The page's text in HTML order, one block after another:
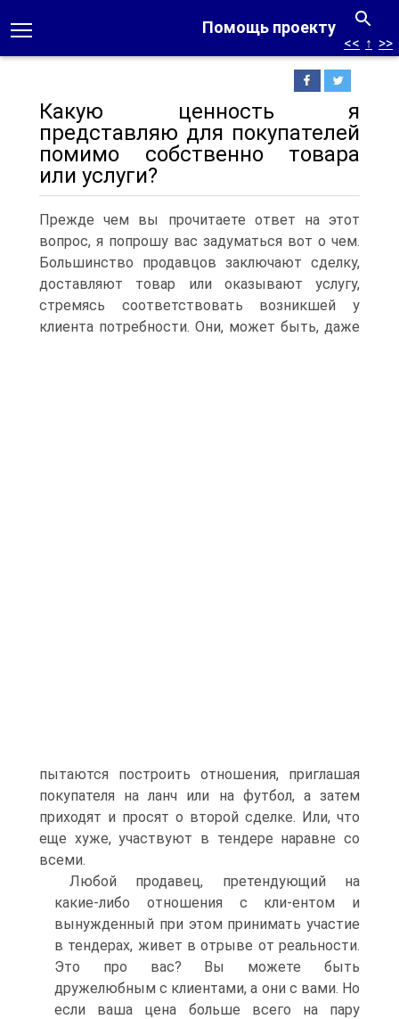
Помощь проекту
<< ↑ >>
Какую ценность я
представляю для покупателей
помимо собственно товара
или услуги?
Прежде чем вы прочитаете ответ на этот
вопрос, я попрошу вас задуматься вот о чем.
Большинство продавцов заключают сделку,
доставляют товар или оказывают услугу,
стремясь соответствовать возникшей у
клиента потребности. Они, может быть, даже
пытаются построить отношения, приглашая
покупателя на ланч или на футбол, а затем
приходят и просят о второй сделке. Или, что
еще хуже, участвуют в тендере наравне со
всеми.
Любой продавец, претендующий на
какие-либо отношения с кли-ентом и
вынужденный при этом принимать участие
в тендерах, живет в отрыве от реальности.
Это про вас? Вы можете быть
дружелюбным с клиентами, а они с вами. Но
если ваша цена больше всего на пару